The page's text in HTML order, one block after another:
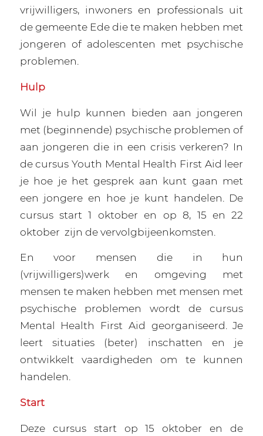
vrijwilligers, inwoners en professionals uit
de gemeente Ede die te maken hebben met
jongeren of adolescenten met psychische
problemen.
Hulp
Wil je hulp kunnen bieden aan jongeren
met (beginnende) psychische problemen of
aan jongeren die in een crisis verkeren? In
de cursus Youth Mental Health First Aid leer
je hoe je het gesprek aan kunt gaan met
een jongere en hoe je kunt handelen. De
cursus start 1 oktober en op 8, 15 en 22
oktober zijn de vervolgbijeenkomsten.
En voor mensen die in hun
(vrijwilligers)werk en omgeving met
mensen te maken hebben met mensen met
psychische problemen wordt de cursus
Mental Health First Aid georganiseerd. Je
leert situaties (beter) inschatten en je
ontwikkelt vaardigheden om te kunnen
handelen.
Start
Deze cursus start op 15 oktober en de